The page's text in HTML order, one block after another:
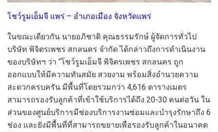
โชว์รูมเอ็มจี แพร่ – อำเภอเมือง จังหวัดแพร่
ในขณะเดียวกัน นายอภิชาติ คุณธรรมรักษ์ ผู้จัดการทั่วไป
บริษัท พิจิตรเพชร สกลนคร จำกัด ได้กล่าวถึงการดำเนินงาน
ของบริษัทฯ ว่า “โชว์รูมเอ็มจี พิจิตรเพชร สกลนคร ถูก
ออกแบบให้มีความทันสมัย สวยงาม พร้อมสิ่งอำนวยความ
สะดวกครบครัน มีพื้นที่โดยรวมกว่า 4,616 ตารางเมตร
สามารถรองรับลูกค้าที่เข้าใช้บริการได้ถึง 20-30 คนต่อวัน ใน
ส่วนของศูนย์บริการมีช่องบริการงานซ่อมและบำรุงรักษาถึง 6
ช่อง และยังมีพื้นที่ที่สามารถขยายเพื่อรองรับลูกค้าในอนาคต